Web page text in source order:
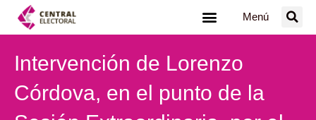
Menú
Intervención de Lorenzo
Córdova, en el punto de la